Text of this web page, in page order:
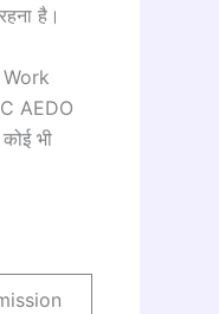
है।
Work
AEDO
भी